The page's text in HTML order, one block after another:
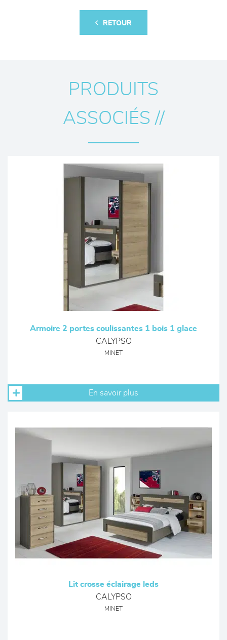
RETOUR
PRODUITS
ASSOCIÉS //
Armoire 2 portes coulissantes 1 bois 1 glace
CALYPSO
MINET
En savoir plus
Lit crosse éclairage leds
CALYPSO
MINET